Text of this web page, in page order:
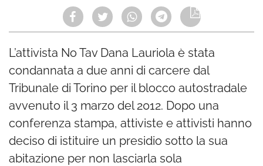
L’attivista No Tav Dana Lauriola è stata
condannata a due anni di carcere dal
Tribunale di Torino per il blocco autostradale
avvenuto il 3 marzo del 2012. Dopo una
conferenza stampa, attiviste e attivisti hanno
deciso di istituire un presidio sotto la sua
abitazione per non lasciarla sola